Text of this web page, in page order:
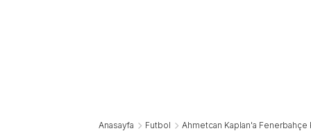
Anasayfa Futbol Ahmetcan Kaplan'a Fenerbahçe